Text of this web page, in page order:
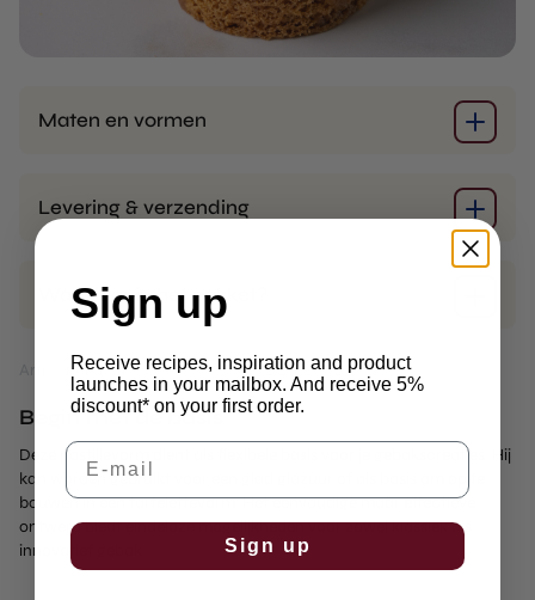
Maten en vormen
Levering & verzending
Wat zit er in het pakket?
Artikelnummer: P03-163345PRIJZEN EXCL. BTW
Begin met de basis
Deze pastillevorm dient als flexibele basis voor je gebakscreaties. Hij
kan worden gebruikt voor een glad glazuur of als basis om op te
bouwen in een tartelettevorm. Het eenvoudige maar effectieve
ontwerp biedt eindeloze mogelijkheden voor zowel klassiek als
innovatief gebak.
Sign up
Receive recipes, inspiration and product
launches in your mailbox. And receive 5%
discount* on your first order.
E-mail
Sign up